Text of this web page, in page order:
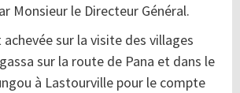
Monsieur le Directeur Général.
achevée sur la visite des villages
sur la route de Pana et dans le
à Lastourville pour le compte